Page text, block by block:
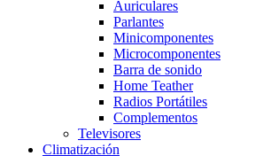
Auriculares
Parlantes
Minicomponentes
Microcomponentes
Barra de sonido
Home Teather
Radios Portátiles
Complementos
Televisores
Climatización